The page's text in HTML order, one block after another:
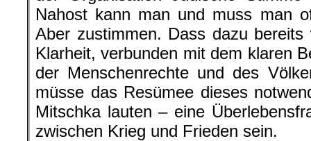
Nahost kann man und muss man
Aber zustimmen. Dass dazu
Klarheit, verbunden mit dem klaren
der Menschenrechte und des
müsse das Resümee dieses
Mitschka lauten – eine
zwischen Krieg und Frieden sein.